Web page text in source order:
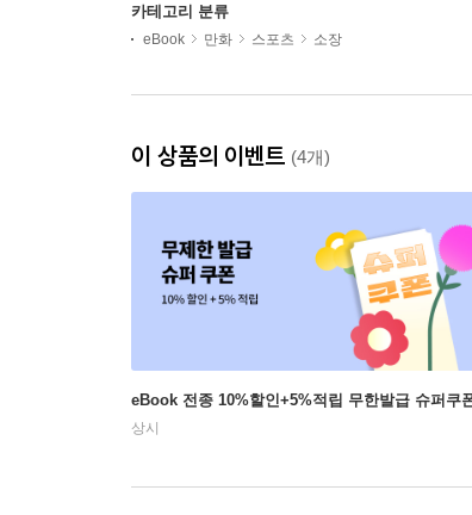
카테고리 분류
eBook 만화 스포츠 소장
이 상품의 이벤트 (4개)
eBook 전종 10%할인+5%적립 무한발급 슈퍼쿠
상시